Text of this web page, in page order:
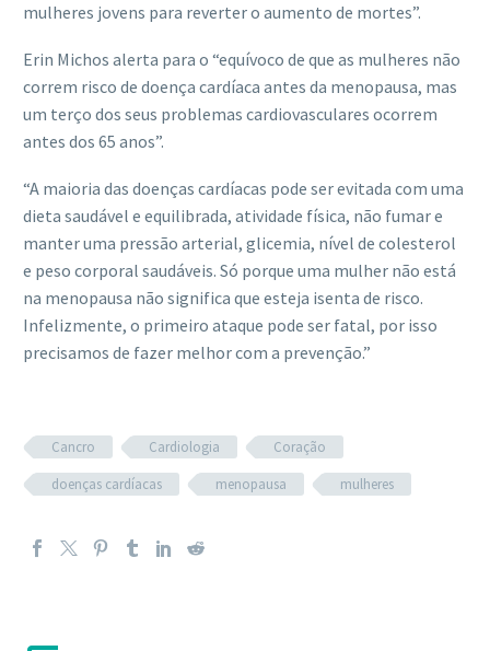
mulheres jovens para reverter o aumento de mortes”.
Erin Michos alerta para o “equívoco de que as mulheres não
correm risco de doença cardíaca antes da menopausa, mas
um terço dos seus problemas cardiovasculares ocorrem
antes dos 65 anos”.
“A maioria das doenças cardíacas pode ser evitada com uma
dieta saudável e equilibrada, atividade física, não fumar e
manter uma pressão arterial, glicemia, nível de colesterol
e peso corporal saudáveis. Só porque uma mulher não está
na menopausa não significa que esteja isenta de risco.
Infelizmente, o primeiro ataque pode ser fatal, por isso
precisamos de fazer melhor com a prevenção.”
Cancro Cardiologia
Coração
doenças cardíacas
menopausa mulheres